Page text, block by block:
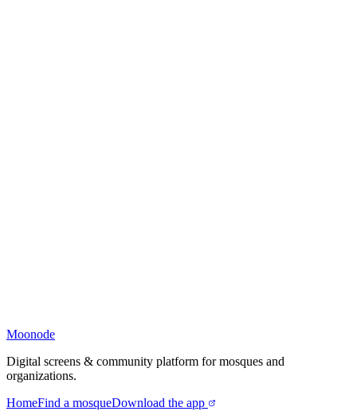
Moonode
Digital screens & community platform for mosques and
organizations.
HomeFind a mosqueDownload the app